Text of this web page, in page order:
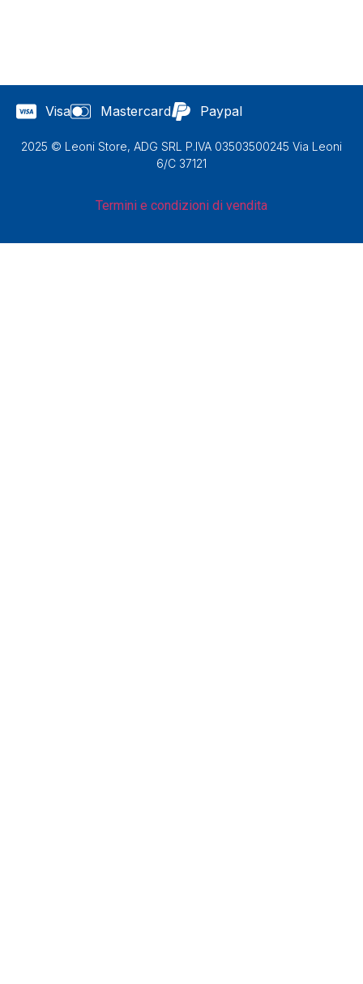
Visa Mastercard Paypal
2025 © Leoni Store, ADG SRL P.IVA 03503500245 Via Leoni
6/C 37121
Termini e condizioni di vendita